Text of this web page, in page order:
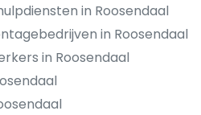
in Roosendaal
in Roosendaal
in Roosendaal